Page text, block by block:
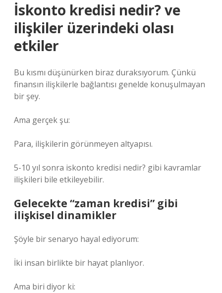
İskonto kredisi nedir? ve
ilişkiler üzerindeki olası
etkiler
Bu kısmı düşünürken biraz duraksıyorum. Çünkü
finansın ilişkilerle bağlantısı genelde konuşulmayan
bir şey.
Ama gerçek şu:
Para, ilişkilerin görünmeyen altyapısı.
5-10 yıl sonra iskonto kredisi nedir? gibi kavramlar
ilişkileri bile etkileyebilir.
Gelecekte “zaman kredisi” gibi
ilişkisel dinamikler
Şöyle bir senaryo hayal ediyorum:
İki insan birlikte bir hayat planlıyor.
Ama biri diyor ki: